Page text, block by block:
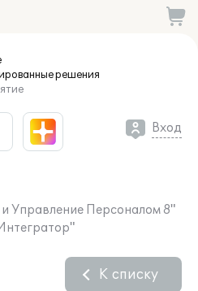
решения
Вход
Управление Персоналом 8"
К списку